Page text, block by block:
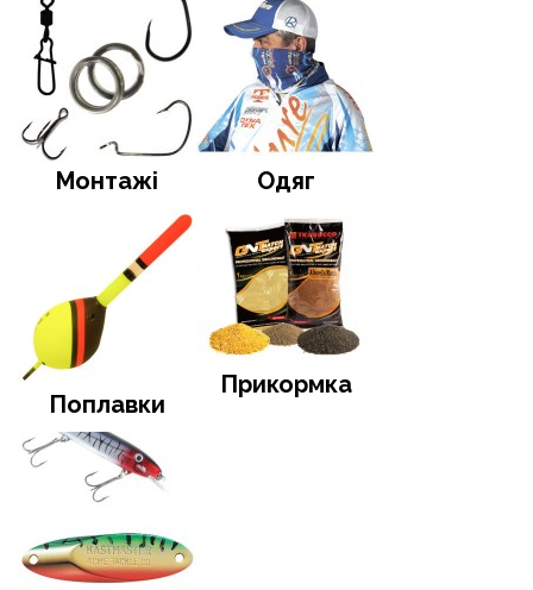
Монтажі Одяг
Поплавки
Прикормка